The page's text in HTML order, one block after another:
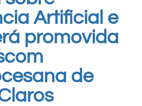
Artificial e
promovida
de